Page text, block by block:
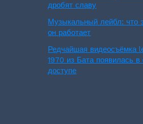
дробят славу
Музыкальный лейбл: что
он работает
Редчайшая видеосъёмка
1970 из Бата появилась в
доступе